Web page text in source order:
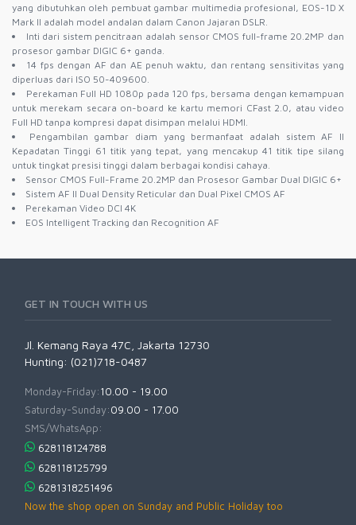
yang dibutuhkan oleh pembuat gambar multimedia profesional, EOS-1D X
Mark II adalah model andalan dalam Canon Jajaran DSLR.
Inti dari sistem pencitraan adalah sensor CMOS full-frame 20.2MP dan
prosesor gambar DIGIC 6+ ganda.
14 fps dengan AF dan AE penuh waktu, dan rentang sensitivitas yang
diperluas dari ISO 50-409600.
Perekaman Full HD 1080p pada 120 fps, bersama dengan kemampuan
untuk merekam secara on-board ke kartu memori CFast 2.0, atau video
Full HD tanpa kompresi dapat disimpan melalui HDMI.
Pengambilan gambar diam yang bermanfaat adalah sistem AF II
Kepadatan Tinggi 61 titik yang tepat, yang mencakup 41 titik tipe silang
untuk tingkat presisi tinggi dalam berbagai kondisi cahaya.
Sensor CMOS Full-Frame 20.2MP dan Prosesor Gambar Dual DIGIC 6+
Sistem AF II Dual Density Reticular dan Dual Pixel CMOS AF
Perekaman Video DCI 4K
EOS Intelligent Tracking dan Recognition AF
GET IN TOUCH WITH US
Jl. Kemang Raya 47C, Jakarta 12730
Hunting: (021)718-0487
Monday-Friday:10.00 - 19.00
Saturday-Sunday:09.00 - 17.00
SMS/WhatsApp:
628118124788
628118125799
6281318251496
Now the shop open on Sunday and Public Holiday too